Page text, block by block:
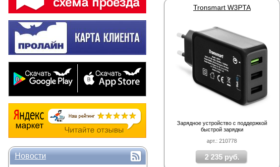
Новости
арт.: 210778
Tronsmart W3PTA
Зарядное устройство с поддержкой
быстрой зарядки
2 235 руб.